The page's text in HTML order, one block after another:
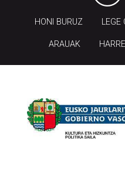
HONI BURUZ LEGE
ARAUAK